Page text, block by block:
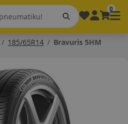
0
185/65R14 Bravuris 5HM